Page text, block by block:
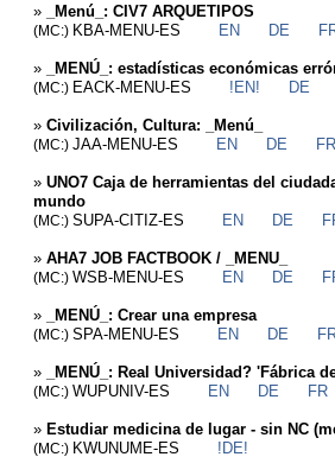
» _Menú_: CIV7 ARQUETIPOS
(MC:) KBA-MENU-ES EN DE
» _MENÚ_: estadísticas económicas
(MC:) EACK-MENU-ES !EN! DE
» Civilización, Cultura: _Menú_
(MC:) JAA-MENU-ES EN DE FR
» UNO7 Caja de herramientas del
mundo
(MC:) SUPA-CITIZ-ES EN DE
» AHA7 JOB FACTBOOK / _MENU_
(MC:) WSB-MENU-ES EN DE
» _MENÚ_: Crear una empresa
(MC:) SPA-MENU-ES EN DE
» _MENÚ_: Real Universidad? 'Fábrica
(MC:) WUPUNIV-ES EN DE FR
» Estudiar medicina de lugar - sin NC
(MC:) KWUNUME-ES !DE!